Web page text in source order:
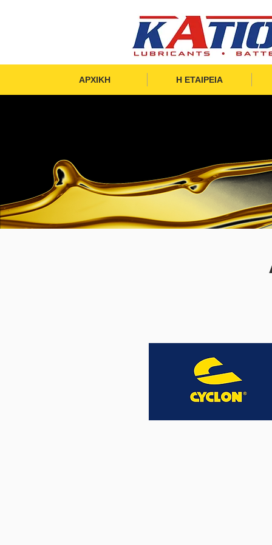
ΑΡΧΙΚΗ Η ΕΤΑΙΡΕΙΑ